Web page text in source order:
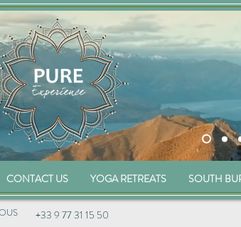
CONTACT US YOGA RETREATS SOUTH
+33 9 77 31 15 50